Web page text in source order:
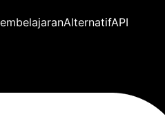
AlternatifAPI